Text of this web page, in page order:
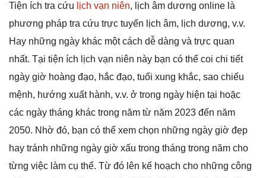
Tiện ích tra cứu lịch vạn niên, lịch âm dương online là
phương pháp tra cứu trực tuyến lịch âm, lịch dương, v.v.
Hay những ngày khác một cách dễ dàng và trực quan
nhất. Tại tiện ích lịch vạn niên này bạn có thể coi chi tiết
ngày giờ hoàng đạo, hắc đạo, tuổi xung khắc, sao chiếu
mệnh, hướng xuất hành, v.v. ở trong ngày hiện tại hoặc
các ngày tháng khác trong năm từ năm 2023 đến năm
2050. Nhờ đó, bạn có thể xem chọn những ngày giờ đẹp
hay tránh những ngày giờ xấu trong tháng trong năm cho
từng việc làm cụ thể. Từ đó lên kế hoạch cho những công